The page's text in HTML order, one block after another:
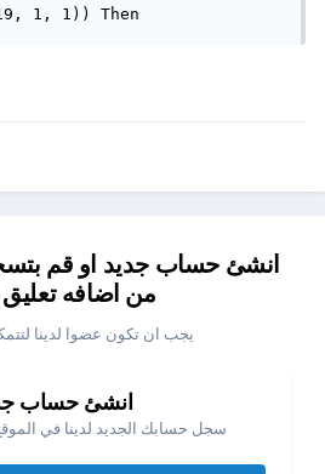
1, 1)) Then
انشئ حساب جديد او قم
من اضافه تعليق
يجب ان تكون عضوا لدينا
انشئ حساب
سجل حسابك الجديد لدينا في